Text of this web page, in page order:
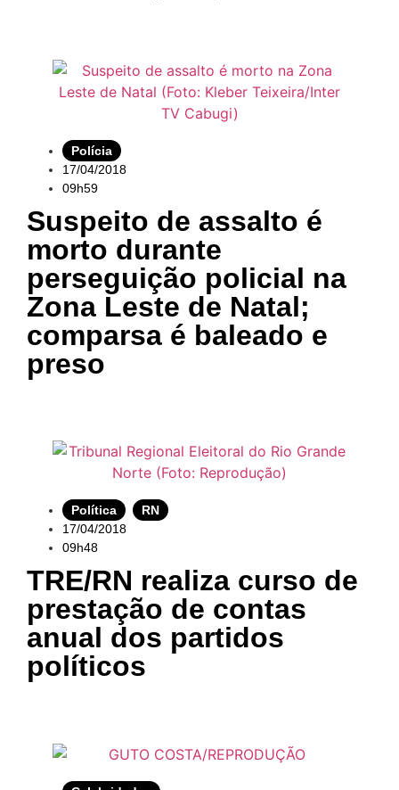
Polícia
17/04/2018
09h59
Suspeito de assalto é
morto durante
perseguição policial na
Zona Leste de Natal;
comparsa é baleado e
preso
Política
RN
17/04/2018
09h48
TRE/RN realiza curso de
prestação de contas
anual dos partidos
políticos